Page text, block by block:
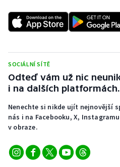
SOCIÁLNÍ SÍTĚ
Odteď vám už nic
i na dalších platformách.
Nenechte si nikde ujít nejnovější
nás i na Facebooku, X,
v obraze.